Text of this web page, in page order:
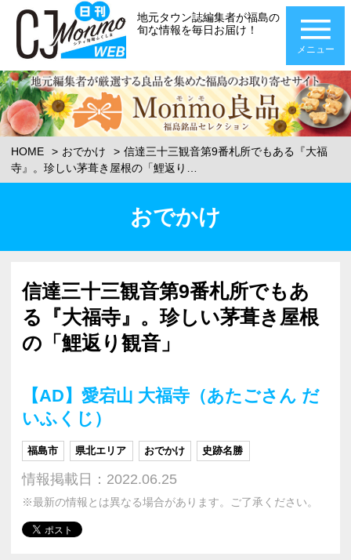
地元タウン誌編集者が福島の
旬な情報を毎日お届け！
メニュー
HOME おでかけ
信達三十三観音第9番札所でもある『大福
寺』。珍しい茅葺き屋根の「鯉返り…
おでかけ
信達三十三観音第9番札所でもあ
る『大福寺』。珍しい茅葺き屋根
の「鯉返り観音」
【AD】愛宕山 大福寺（あたごさん だ
いふくじ）
福島市 県北エリア おでかけ 史跡名勝
情報掲載日：2022.06.25
※最新の情報とは異なる場合があります。ご了承ください。